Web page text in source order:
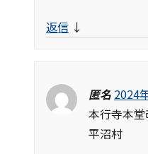
返信 ↓
匿名 2024
本行寺本
平沼村